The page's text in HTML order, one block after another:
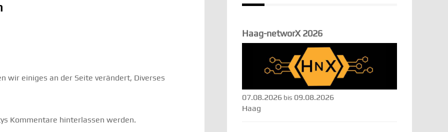
wir einiges an der Seite verändert, Diverses
Kommentare hinterlassen werden.
Haag-networX 2026
07.08.2026 bis 09.08.2026
Haag